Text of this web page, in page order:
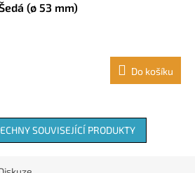
(ø 53 mm)
Do košíku
SOUVISEJÍCÍ PRODUKTY